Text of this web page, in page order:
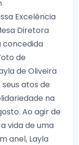
Excelência
Diretora
concedida
de
de Oliveira
atos de
na
Ao agir de
vida de uma
anel, Layla